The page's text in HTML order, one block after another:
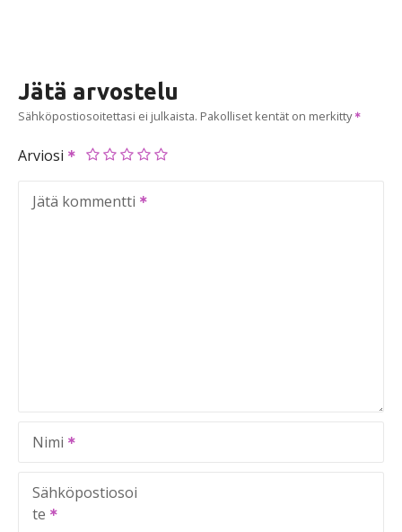
Jätä arvostelu
Sähköpostiosoitettasi ei julkaista. Pakolliset kentät on merkitty
Arviosi
Jätä kommentti
Nimi
Sähköpostiosoi
te